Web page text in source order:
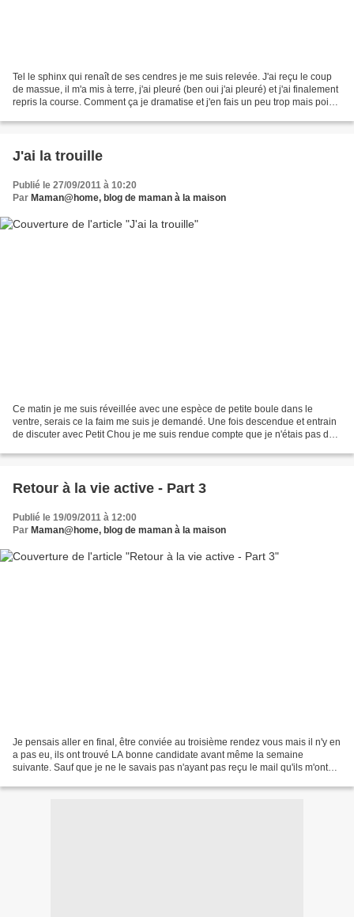
Tel le sphinx qui renaît de ses cendres je me suis relevée. J'ai reçu le coup
de massue, il m'a mis à terre, j'ai pleuré (ben oui j'ai pleuré) et j'ai finalement
repris la course. Comment ça je dramatise et j'en fais un peu trop mais point
J'ai la trouille
Publié le 27/09/2011 à 10:20
Par Maman@home, blog de maman à la maison
Ce matin je me suis réveillée avec une espèce de petite boule dans le
ventre, serais ce la faim me suis je demandé. Une fois descendue et entrain
de discuter avec Petit Chou je me suis rendue compte que je n'étais pas de
Retour à la vie active - Part 3
Publié le 19/09/2011 à 12:00
Par Maman@home, blog de maman à la maison
Je pensais aller en final, être conviée au troisième rendez vous mais il n'y en
a pas eu, ils ont trouvé LA bonne candidate avant même la semaine
suivante. Sauf que je ne le savais pas n'ayant pas reçu le mail qu'ils m'ont